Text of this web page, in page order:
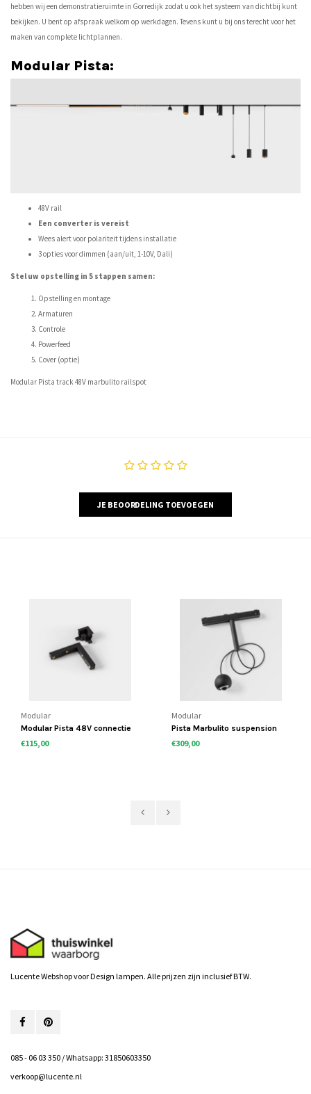
hebben wij een demonstratieruimte in Gorredijk zodat u ook het systeem van dichtbij kunt
bekijken. U bent op afspraak welkom op werkdagen. Tevens kunt u bij ons terecht voor het
maken van complete lichtplannen.
Modular Pista:
48V rail
Een converter is vereist
Wees alert voor polariteit tijdens installatie
3 opties voor dimmen (aan/uit, 1-10V, Dali)
Stel uw opstelling in 5 stappen samen:
Opstelling en montage
Armaturen
Controle
Powerfeed
Cover (optie)
Modular Pista track 48V marbulito railspot
JE BEOORDELING TOEVOEGEN
Modular
Modular Pista 48V connectie
stukken
€115,00
Modular
Pista Marbulito suspension
€309,00
Lucente Webshop voor Design lampen. Alle prijzen zijn inclusief BTW.
085 - 06 03 350 / Whatsapp: 31850603350
verkoop@lucente.nl